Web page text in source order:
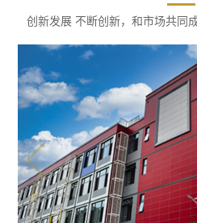
创新发展 不断创新，和市场共同